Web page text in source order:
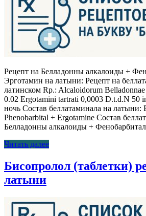
Рецепт на Белладонны алкалоиды +
Эрготамин на латыни: Рецепт на
латинском Rp.: Alcaloidorum
0.02 Ergotamini tartrati 0,0003 D.t.d.N 50
ночь Состав беллатаминала на латыни:
Phenobarbital + Ergotamine Состав
Белладонны алкалоиды +
Читать далее
Бисопролол (таблетки)
латыни